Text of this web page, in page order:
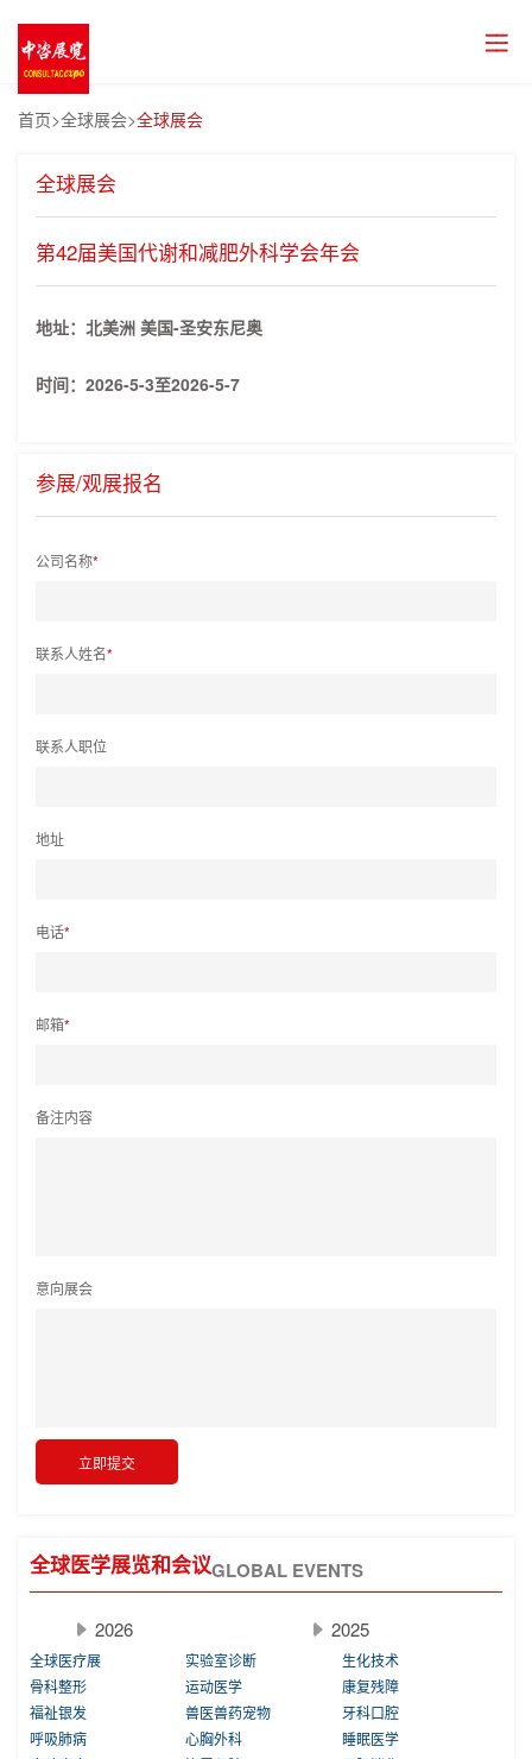
首页>全球展会>全球展会
全球展会
第42届美国代谢和减肥外科学会年会
地址：北美洲 美国-圣安东尼奥
时间： 2026-5-3至2026-5-7
参展/观展报名
公司名称*
联系人姓名*
联系人职位
地址
电话*
邮箱*
备注内容
意向展会
全球医学展览和会议GLOBAL EVENTS
2026 2025
全球医疗展 实验室诊断
生化技术
骨科整形
运动医学
康复残障
福祉银发
兽医兽药宠物
牙科口腔
呼吸肺病
心胸外科
睡眠医学